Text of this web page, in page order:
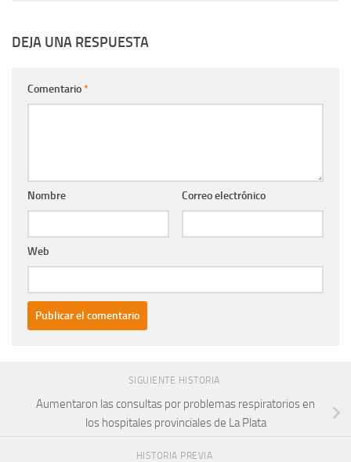
DEJA UNA RESPUESTA
Comentario*
Nombre Correo electrónico
Web
SIGUIENTE HISTORIA
Aumentaron las consultas por problemas respiratorios en
los hospitales provinciales de La Plata
HISTORIA PREVIA